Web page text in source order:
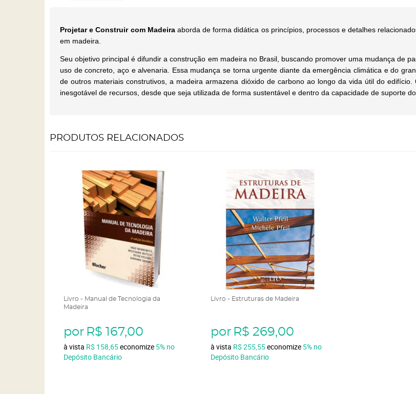
Projetar e Construir com Madeira aborda de forma didática os princípios, processos e detalhes
em madeira.
Seu objetivo principal é difundir a construção em madeira no Brasil, buscando promover uma mudança de
uso de concreto, aço e alvenaria. Essa mudança se torna urgente diante da emergência climática e do
de outros materiais construtivos, a madeira armazena dióxido de carbono ao longo da vida útil do
inesgotável de recursos, desde que seja utilizada de forma sustentável e dentro da capacidade de suporte do
PRODUTOS RELACIONADOS
Livro - Manual de Tecnologia da
Madeira
por R$ 167,00
à vista R$ 158,65economize 5% no
Depósito Bancário
Livro - Estruturas de Madeira
por R$ 269,00
à vista R$ 255,55economize 5% no
Depósito Bancário